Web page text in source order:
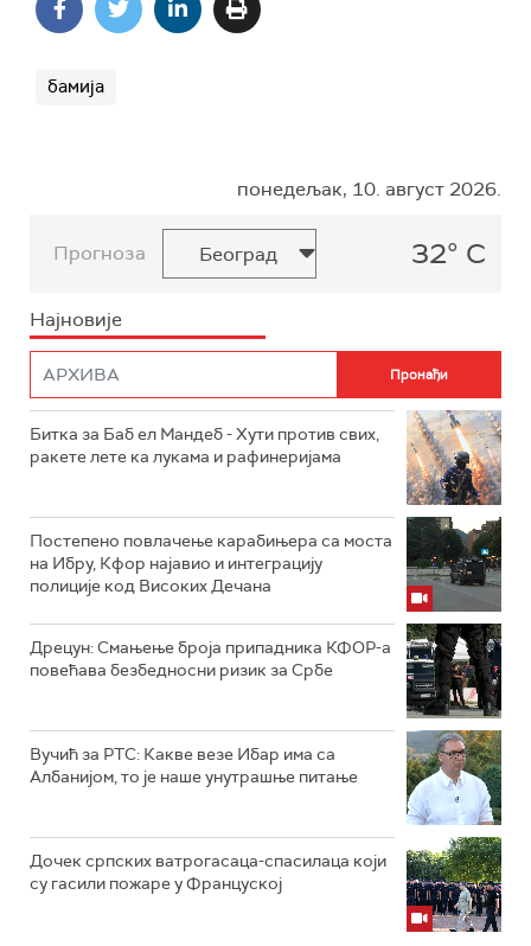
бамија
понедељак, 10. август 2026.
Прогноза 32° C
Најновије
Битка за Баб ел Мандеб - Хути против свих,
ракете лете ка лукама и рафинеријама
Постепено повлачење карабињера са моста
на Ибру, Кфор најавио и интеграцију
полиције код Високих Дечана
Дрецун: Смањење броја припадника КФОР-а
повећава безбедносни ризик за Србе
Вучић за РТС: Какве везе Ибар има са
Албанијом, то је наше унутрашње питање
Дочек српских ватрогасаца-спасилаца који
су гасили пожаре у Француској